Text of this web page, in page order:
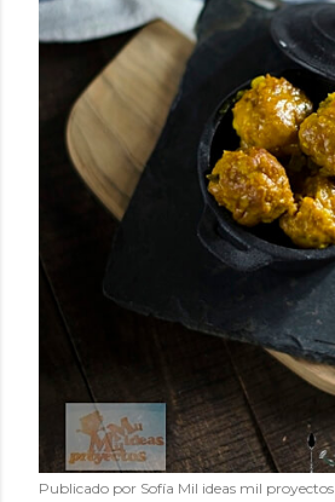
Publicado por Sofía Mil ideas mil proyectos